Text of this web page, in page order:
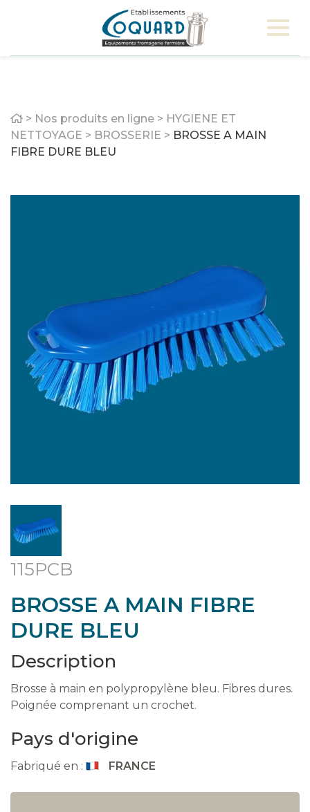
Home
> Nos produits en ligne > HYGIENE ET
NETTOYAGE > BROSSERIE > BROSSE A MAIN
FIBRE DURE BLEU
115PCB
BROSSE A MAIN FIBRE
DURE BLEU
Description
Brosse à main en polypropylène bleu. Fibres dures.
Poignée comprenant un crochet.
Pays d'origine
Fabriqué en : FRANCE